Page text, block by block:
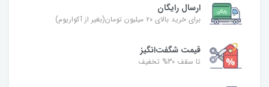
ارسال رایگان
برای خرید بالای ۲۰ میلیون تومان(بغیر از آکواریوم)
قیمت شگفت‌انگیز
تا سقف 30% تخفیف